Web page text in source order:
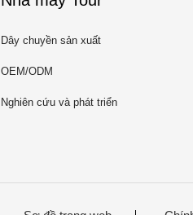
Dây chuyền sản xuất
OEM/ODM
Nghiên cứu và phát triển